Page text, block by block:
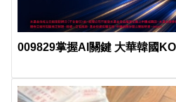
009829掌握AI關鍵 大華韓國